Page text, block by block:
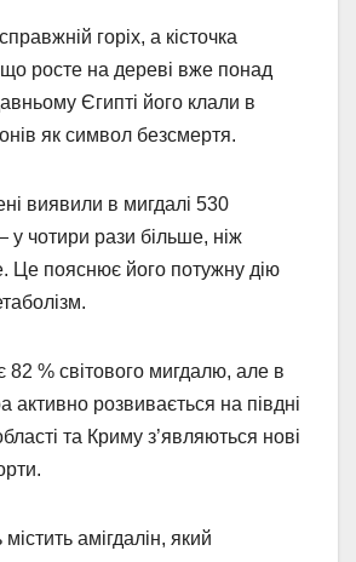
горіх, а кісточка
росте на дереві вже понад
Єгипті його клали в
як символ безсмертя.
виявили в мигдалі 530
у чотири рази більше, ніж
Це пояснює його потужну дію
82 % світового мигдалю, але в
активно розвивається на півдні
та Криму з’являються нові
амігдалін, який